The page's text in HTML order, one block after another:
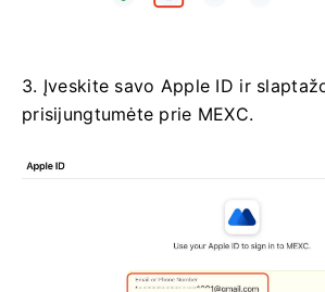
3. Įveskite savo Apple ID ir
prisijungtumėte prie MEXC.